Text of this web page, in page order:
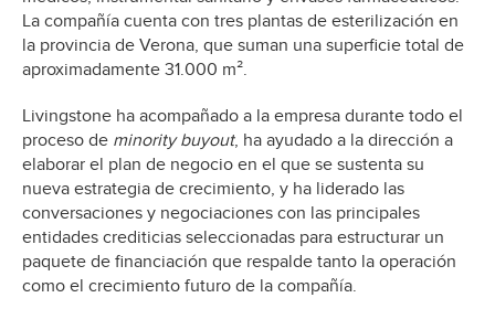
La compañía cuenta con tres plantas de esterilización en
la provincia de Verona, que suman una superficie total de
aproximadamente 31.000 m².
Livingstone ha acompañado a la empresa durante todo el
proceso de minority buyout, ha ayudado a la dirección a
elaborar el plan de negocio en el que se sustenta su
nueva estrategia de crecimiento, y ha liderado las
conversaciones y negociaciones con las principales
entidades crediticias seleccionadas para estructurar un
paquete de financiación que respalde tanto la operación
como el crecimiento futuro de la compañía.